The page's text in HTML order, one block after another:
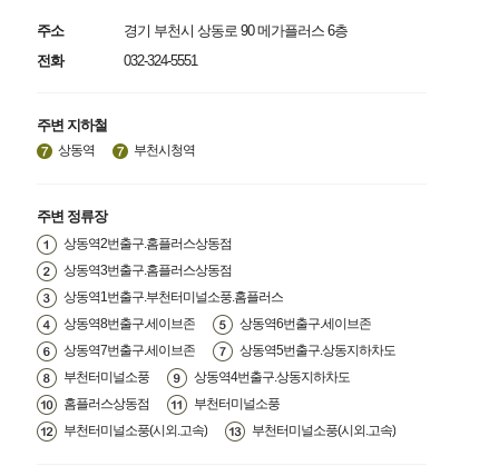
주소
경기 부천시 상동로 90 메가플러스 6층
전화
032-324-5551
주변 지하철
상동역 부천시청역
주변 정류장
상동역2번출구.홈플러스상동점
상동역3번출구.홈플러스상동점
상동역1번출구.부천터미널소풍.홈플러스
상동역8번출구.세이브존
상동역6번출구.세이브존
상동역7번출구.세이브존
상동역5번출구.상동지하차도
부천터미널소풍
상동역4번출구.상동지하차도
홈플러스상동점
부천터미널소풍
부천터미널소풍(시외.고속)
부천터미널소풍(시외.고속)